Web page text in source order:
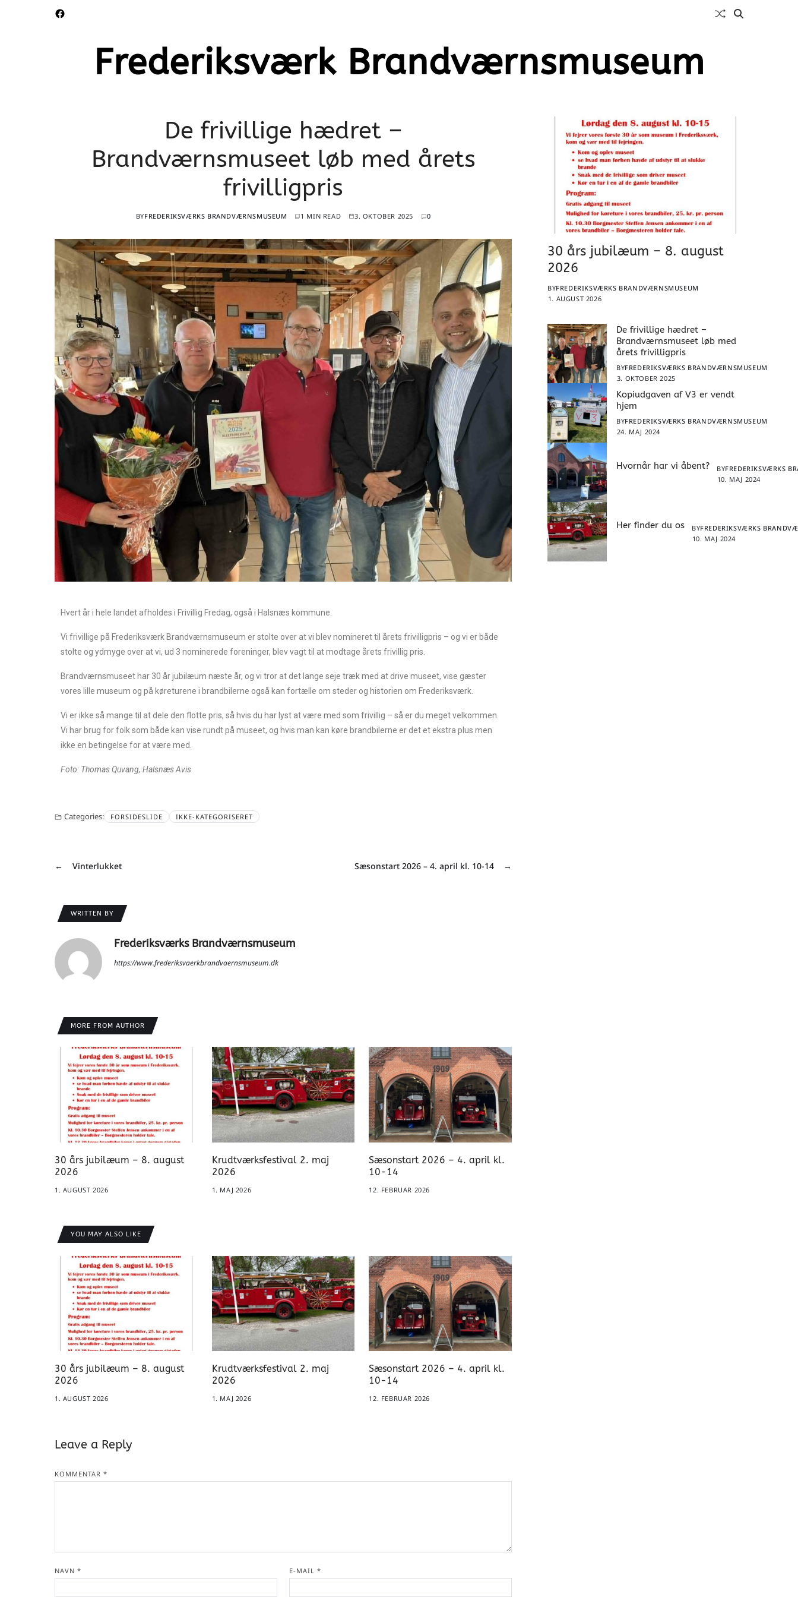
Frederiksværk Brandværnsmuseum
De frivillige hædret –
Brandværnsmuseet løb med årets
frivilligpris
BYFREDERIKSVÆRKS BRANDVÆRNSMUSEUM 1 MIN READ 3. OKTOBER 2025 0
Hvert år i hele landet afholdes i Frivillig Fredag, også i Halsnæs kommune.
Vi frivillige på Frederiksværk Brandværnsmuseum er stolte over at vi blev nomineret til årets frivilligpris – og vi er både
stolte og ydmyge over at vi, ud 3 nominerede foreninger, blev vagt til at modtage årets frivillig pris.
Brandværnsmuseet har 30 år jubilæum næste år, og vi tror at det lange seje træk med at drive museet, vise gæster
vores lille museum og på køreturene i brandbilerne også kan fortælle om steder og historien om Frederiksværk.
Vi er ikke så mange til at dele den flotte pris, så hvis du har lyst at være med som frivillig – så er du meget velkommen.
Vi har brug for folk som både kan vise rundt på museet, og hvis man kan køre brandbilerne er det et ekstra plus men
ikke en betingelse for at være med.
Foto: Thomas Quvang, Halsnæs Avis
Categories: FORSIDESLIDE IKKE-KATEGORISERET
← Vinterlukket →
Sæsonstart 2026 – 4. april kl. 10-14
WRITTEN BY
Frederiksværks Brandværnsmuseum
https://www.frederiksvaerkbrandvaernsmuseum.dk
MORE FROM AUTHOR
30 års jubilæum – 8. august
2026
1. AUGUST 2026
Krudtværksfestival 2. maj
2026
1. MAJ 2026
Sæsonstart 2026 – 4. april kl.
10-14
12. FEBRUAR 2026
YOU MAY ALSO LIKE
30 års jubilæum – 8. august
2026
1. AUGUST 2026
Krudtværksfestival 2. maj
2026
1. MAJ 2026
Sæsonstart 2026 – 4. april kl.
10-14
12. FEBRUAR 2026
Leave a Reply
KOMMENTAR *
NAVN * E-MAIL *
30 års jubilæum – 8. august
2026
BYFREDERIKSVÆRKS BRANDVÆRNSMUSEUM
1. AUGUST 2026
De frivillige hædret –
Brandværnsmuseet løb med
årets frivilligpris
BYFREDERIKSVÆRKS BRANDVÆRNSMUSEUM
3. OKTOBER 2025
Kopiudgaven af V3 er vendt
hjem
BYFREDERIKSVÆRKS BRANDVÆRNSMUSEUM
24. MAJ 2024
Hvornår har vi åbent? BYFREDERIKSVÆRKS
10. MAJ 2024
Her finder du os BYFREDERIKSVÆRKS
10. MAJ 2024